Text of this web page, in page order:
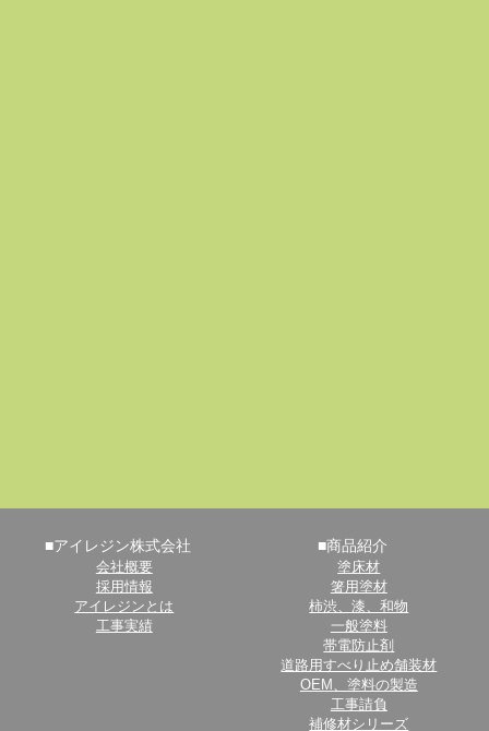
■アイレジン株式会社
会社概要
採用情報
アイレジンとは
工事実績
■商品紹介
塗床材
箸用塗材
柿渋、漆、和物
一般塗料
帯電防止剤
道路用すべり止め舗装材
OEM、塗料の製造
工事請負
補修材シリーズ